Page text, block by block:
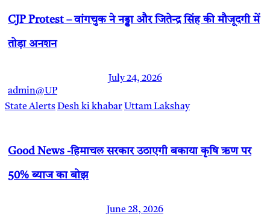
CJP Protest – वांगचुक ने नड्डा और जितेन्द्र सिंह की मौजूदगी में
तोड़ा अनशन
July 24, 2026
admin@UP
State AlertsDesh ki khabar Uttam Lakshay
Good News -हिमाचल सरकार उठाएगी बकाया कृषि ऋण पर
50% ब्याज का बोझ
June 28, 2026